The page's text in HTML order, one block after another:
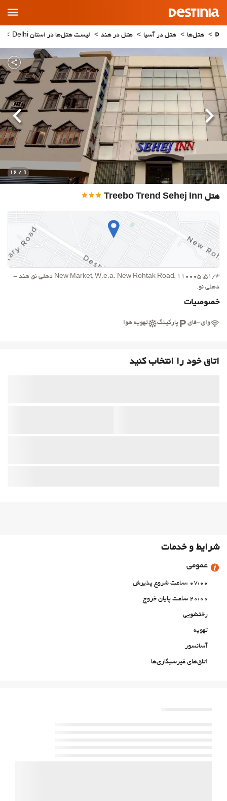
Main
Menu
هتل‌ها هتل در آسیا هتل در هند لیست هتل‌ها در استان Delhi
هتل Treebo Trend Sehej Inn
1
/ 16
قبلی بعدی
51/3, New Market, W.e.a. New Rohtak Road, 110005 دهلی نو, هند -
دهلی نو.
خصوصیات
وای-فای پارکینگ تهویه هوا
اتاق خود را انتخاب کنید
شرایط و خدمات
عمومی
07:00 :ساعت شروع پذیرش
20:00 ساعت پایان خروج
رختشویی
تهویه
آسانسور
اتاق‌های غیرسیگاری‌ها